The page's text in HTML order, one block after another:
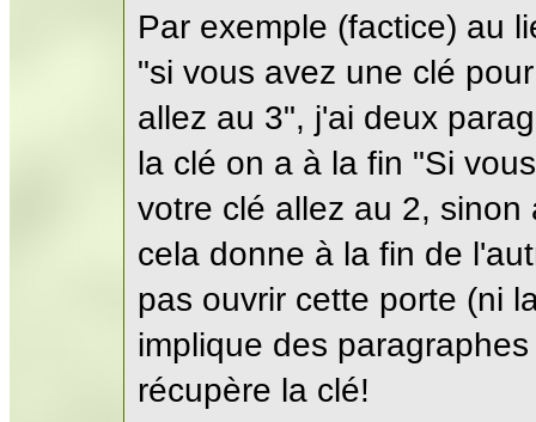
Par exemple (factice) au
"si vous avez une clé
allez au 3", j'ai deux
la clé on a à la fin "Si
votre clé allez au 2,
cela donne à la fin de
pas ouvrir cette porte (ni
implique des
récupère la clé!